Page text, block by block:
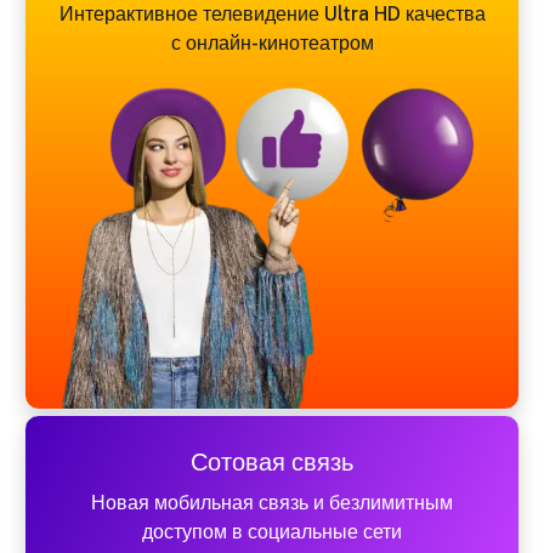
Интерактивное телевидение Ultra HD качества
с онлайн-кинотеатром
Сотовая связь
Новая мобильная связь и безлимитным
доступом в социальные сети